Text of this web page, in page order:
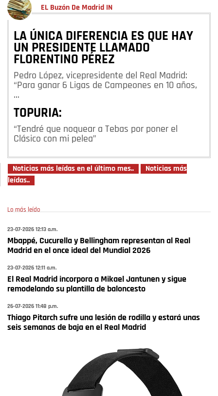
EL Buzón De Madrid IN
LA ÚNICA DIFERENCIA ES QUE HAY
UN PRESIDENTE LLAMADO
FLORENTINO PÉREZ
Pedro López, vicepresidente del Real Madrid:
“Para ganar 6 Ligas de Campeones en 10 años,
…
TOPURIA:
“Tendré que noquear a Tebas por poner el
Clásico con mi pelea”
Noticias más leídas en el último mes..
Noticias más
leídas..
Lo más leído
23-07-2026 12:13 a.m.
Mbappé, Cucurella y Bellingham representan al Real
Madrid en el once ideal del Mundial 2026
23-07-2026 12:11 a.m.
El Real Madrid incorpora a Mikael Jantunen y sigue
remodelando su plantilla de baloncesto
26-07-2026 11:48 p.m.
Thiago Pitarch sufre una lesión de rodilla y estará unas
seis semanas de baja en el Real Madrid